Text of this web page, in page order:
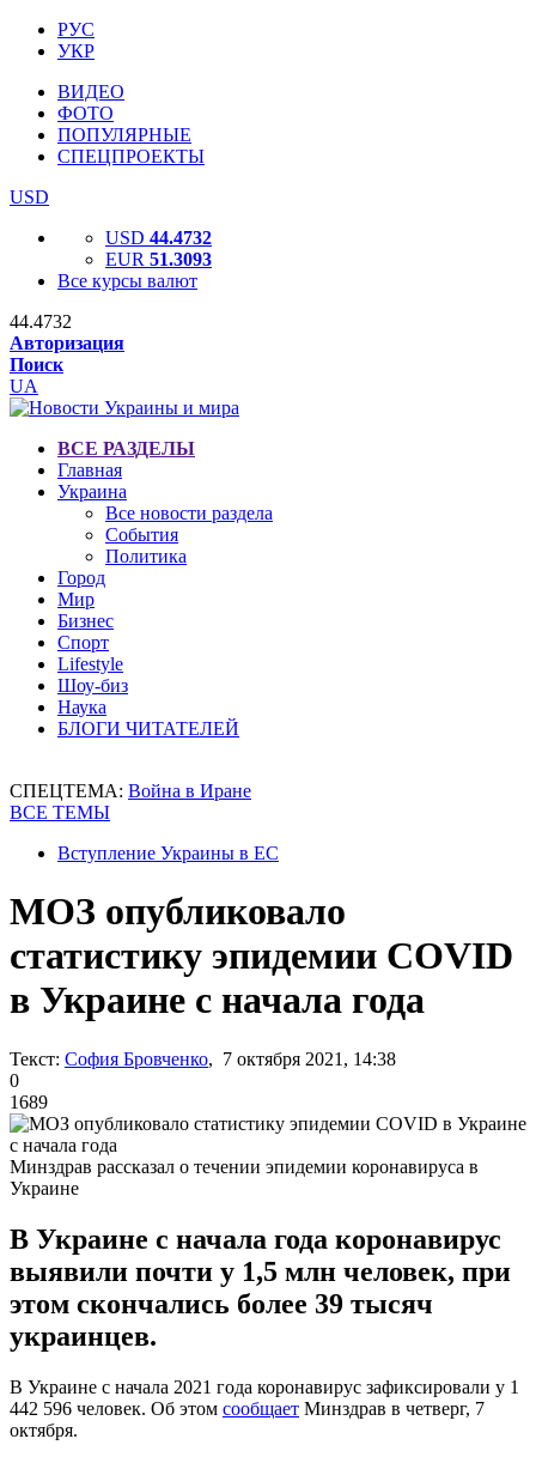
РУС
УКР
ВИДЕО
ФОТО
ПОПУЛЯРНЫЕ
СПЕЦПРОЕКТЫ
USD
USD 44.4732
EUR 51.3093
Все курсы валют
44.4732
Авторизация
Поиск
UA
ВСЕ РАЗДЕЛЫ
Главная
Украина
Все новости раздела
События
Политика
Город
Мир
Бизнес
Спорт
Lifestyle
Шоу-биз
Наука
БЛОГИ ЧИТАТЕЛЕЙ
СПЕЦТЕМА: Война в Иране
ВСЕ ТЕМЫ
Вступление Украины в ЕС
МОЗ опубликовало
статистику эпидемии COVID
в Украине с начала года
Текст: София Бровченко, 7 октября 2021, 14:38
0
1689
Минздрав рассказал о течении эпидемии коронавируса в
Украине
В Украине с начала года коронавирус
выявили почти у 1,5 млн человек, при
этом скончались более 39 тысяч
украинцев.
В Украине с начала 2021 года коронавирус зафиксировали у 1
442 596 человек. Об этом сообщает Минздрав в четверг, 7
октября.